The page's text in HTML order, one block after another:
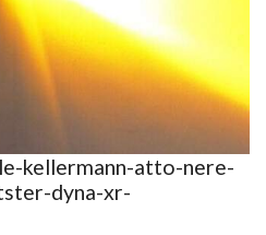
kellermann-atto-nere-
dyna-xr-